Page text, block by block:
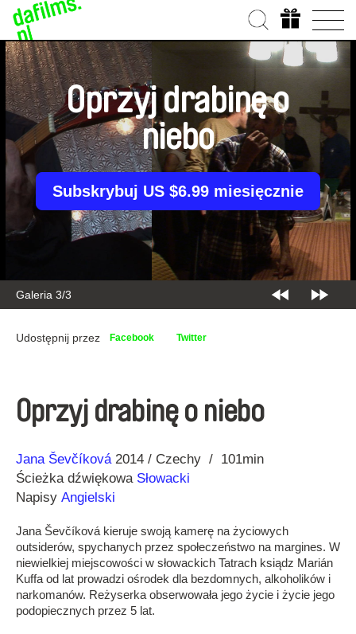
Galeria 3/3
Oprzyj drabinę o
niebo
Subskrybuj US $6.99 miesięcznie
Udostępnij przez Facebook Twitter
Oprzyj drabinę o niebo
Reżyseria
Jana Ševčíková
Rok 2014 Czechy
101min
Ścieżka dźwiękowa Słowacki
Napisy Angielski
Jana Ševčíková kieruje swoją kamerę na życiowych
outsiderów, spychanych przez społeczeństwo na margines. W
niewielkiej miejscowości w słowackich Tatrach ksiądz Marián
Kuffa od lat prowadzi ośrodek dla bezdomnych, alkoholików i
narkomanów. Reżyserka obserwowała jego życie i życie jego
podopiecznych przez 5 lat.